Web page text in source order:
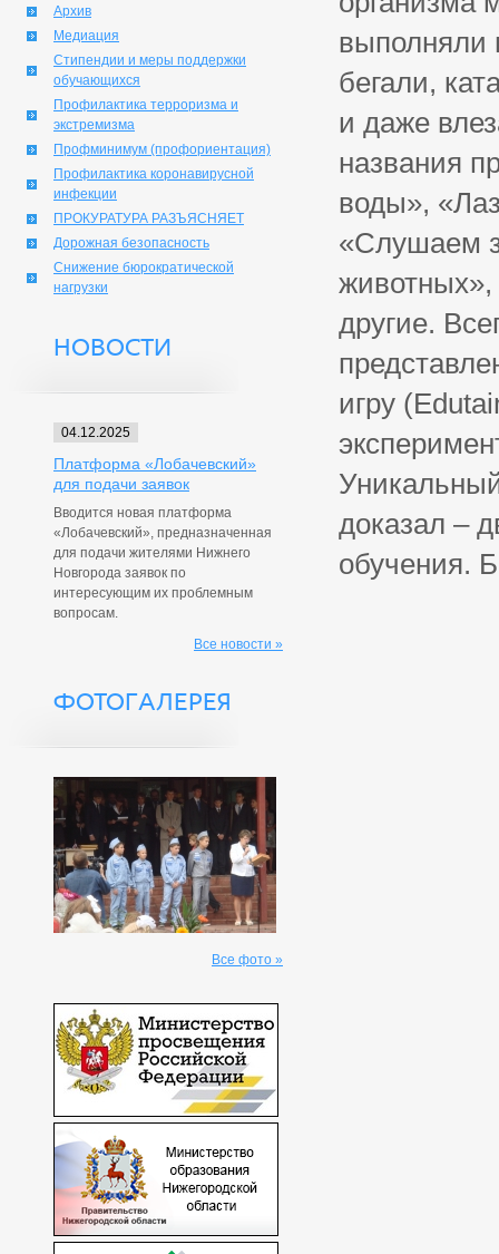
Архив
Медиация
Стипендии и меры поддержки
обучающихся
Профилактика терроризма и
экстремизма
Профминимум (профориентация)
Профилактика коронавирусной
инфекции
ПРОКУРАТУРА РАЗЪЯСНЯЕТ
Дорожная безопасность
Снижение бюрократической
нагрузки
НОВОСТИ
04.12.2025
Платформа «Лобачевский»
для подачи заявок
Вводится новая платформа
«Лобачевский», предназначенная
для подачи жителями Нижнего
Новгорода заявок по
интересующим их проблемным
вопросам.
Все новости »
ФОТОГАЛЕРЕЯ
Все фото »
выполняли
бегали,
и даже
названия
воды»,
«Слушаем
животных»,
другие.
игру
доказал –
обучения.